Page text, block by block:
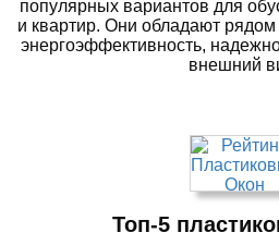
популярных вариантов для
и квартир. Они обладают рядом
энергоэффективность,
внешний
Топ-5